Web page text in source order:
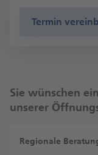
Termin
Sie wünschen
unserer
Regionale